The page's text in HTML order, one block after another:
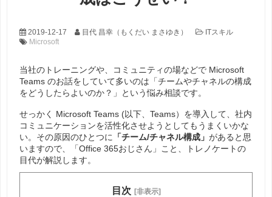
2019-12-17 目代 昌幸（もくだい まさゆき）
ITスキル
Microsoft
当社のトレーニングや、コミュニティの場などで Microsoft
Teams のお話をしていて多いのは「チームやチャネルの構成
をどうしたらよいのか？」という悩み相談です。
せっかく Microsoft Teams (以下、Teams）を導入して、社内
コミュニケーションを活性化させようとしてもうまくいかな
い。その原因のひとつに 「チーム/チャネル構成」 があると思
いますので、「Office 365おじさん」こと、トレノケートの
目代が解説します。
目次 [非表示]